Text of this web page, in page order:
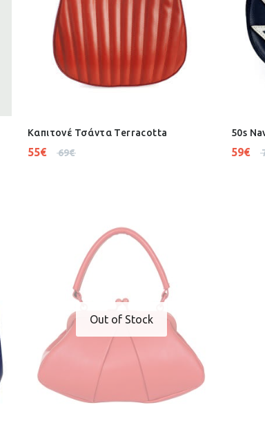
Καπιτονέ Τσάντα Terracotta
69€
55€
50s
59€
Out of Stock